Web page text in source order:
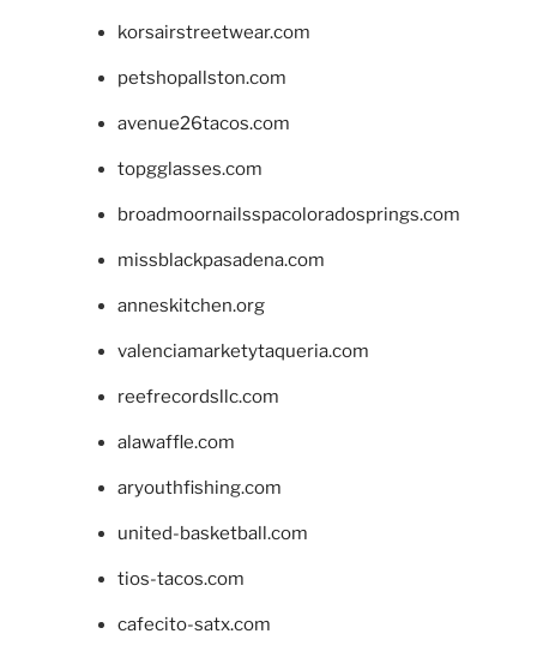
korsairstreetwear.com
petshopallston.com
avenue26tacos.com
topgglasses.com
broadmoornailsspacoloradosprings.com
missblackpasadena.com
anneskitchen.org
valenciamarketytaqueria.com
reefrecordsllc.com
alawaffle.com
aryouthfishing.com
united-basketball.com
tios-tacos.com
cafecito-satx.com